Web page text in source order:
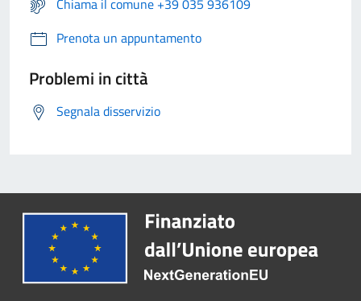
Chiama il comune +39 035 936109
Prenota un appuntamento
Problemi in città
Segnala disservizio